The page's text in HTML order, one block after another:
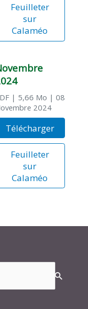
Feuilleter
sur
Calaméo
| 5,66 Mo | 08
2024
Télécharger
Feuilleter
sur
Calaméo